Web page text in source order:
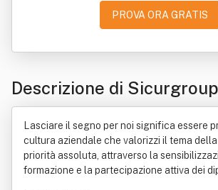
PROVA ORA GRATIS
Descrizione di
Lasciare il segno per noi significa essere
cultura aziendale che valorizzi il tema
priorità assoluta, attraverso la
formazione e la partecipazione attiva dei